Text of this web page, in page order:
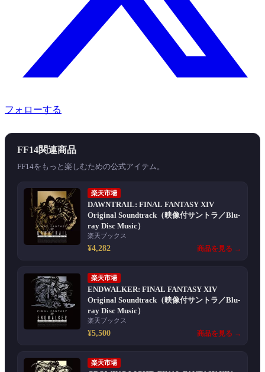
フォローする
FF14関連商品
FF14をもっと楽しむための公式アイテム。
楽天市場
DAWNTRAIL: FINAL FANTASY XIV
Original Soundtrack（映像付サントラ／Blu-
ray Disc Music）
楽天ブックス
¥4,282 商品を見る →
楽天市場
ENDWALKER: FINAL FANTASY XIV
Original Soundtrack（映像付サントラ／Blu-
ray Disc Music）
楽天ブックス
¥5,500 商品を見る →
楽天市場